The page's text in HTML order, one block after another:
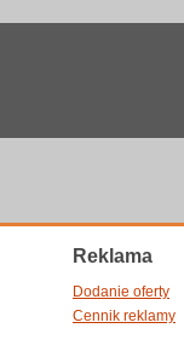
Reklama
Dodanie oferty
Cennik reklamy